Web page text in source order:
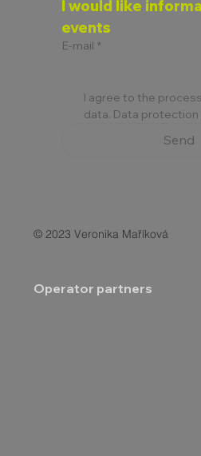
I would like
events
E-mail *
I agree to the
data. Data protection
Send
© 2023 Veronika Maříková
Operator partners